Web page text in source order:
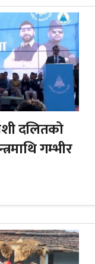
दलितको
गम्भीर